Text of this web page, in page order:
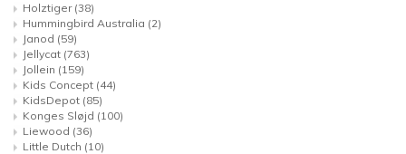
Holztiger (38)
Hummingbird Australia (2)
Janod (59)
Jellycat (763)
Jollein (159)
Kids Concept (44)
KidsDepot (85)
Konges Sløjd (100)
Liewood (36)
Little Dutch (10)